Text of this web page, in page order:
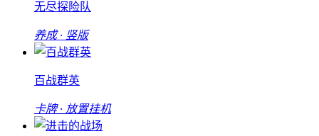
无尽探险队
养成 · 竖版
百战群英
卡牌 · 放置挂机